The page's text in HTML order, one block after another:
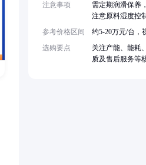
注意事项
需定期润滑保养
注意原料湿度控制
参考价格区间
约5-20万元/台，
选购要点
关注产能、能耗
质及售后服务等